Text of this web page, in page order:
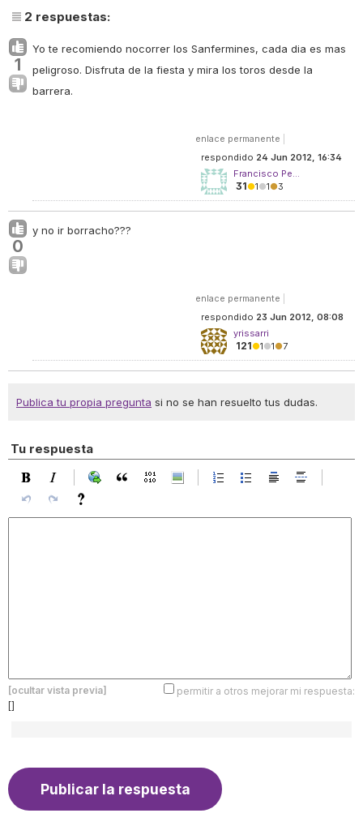
2 respuestas:
1
Yo te recomiendo nocorrer los Sanfermines, cada dia es mas
peligroso. Disfruta de la fiesta y mira los toros desde la
barrera.
enlace permanente
respondido 24 Jun 2012, 16:34
Francisco Pe...
31●1●1●3
0
y no ir borracho???
enlace permanente
respondido 23 Jun 2012, 08:08
yrissarri
121●1●1●7
Publica tu propia pregunta si no se han resuelto tus dudas.
Tu respuesta
[ocultar vista previa]
permitir a otros mejorar mi respuesta:
[]